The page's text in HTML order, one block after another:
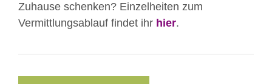
Zuhause schenken? Einzelheiten zum
Vermittlungsablauf findet ihr hier.